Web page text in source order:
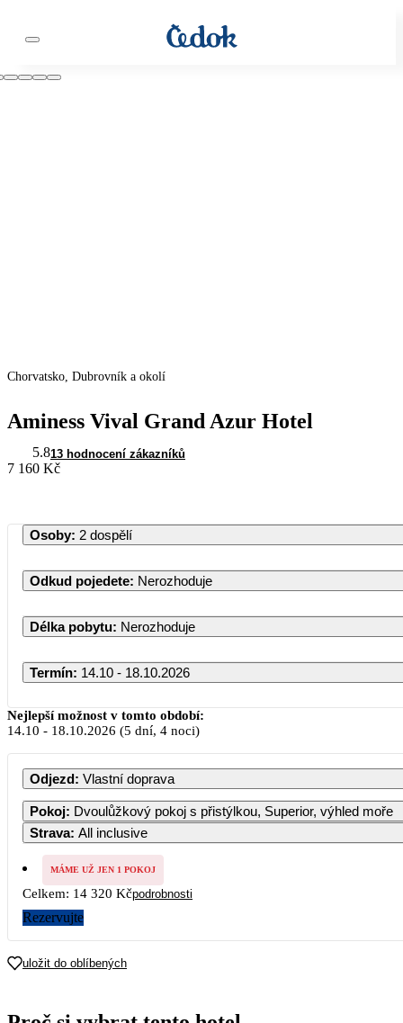
Chorvatsko, Dubrovník a okolí
Aminess Vival Grand Azur Hotel
5.813 hodnocení zákazníků
7 160 Kč
Osoby: 2 dospělí
Odkud pojedete: Nerozhoduje
Délka pobytu: Nerozhoduje
Termín: 14.10 - 18.10.2026
Říjen 2026
PO ÚT ST ČT PÁ SO
1
8 690
2 3
5 6 7 8 9 10
12
19 20 21 22 23 24
Nejlepší možnost v tomto období:
14.10 - 18.10.2026 (5 dní, 4 noci)
Odjezd: Vlastní doprava
Pokoj: Dvoulůžkový pokoj s přistýlkou, Superior, výhled moře
Strava: All inclusive
MÁME UŽ JEN 1 POKOJ
Celkem: 14 320 Kčpodrobnosti
Rezervujte
uložit do oblíbených